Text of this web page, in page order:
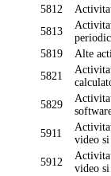
5812
5813
5819
Alte
5821
5829
5911
video
5912
video